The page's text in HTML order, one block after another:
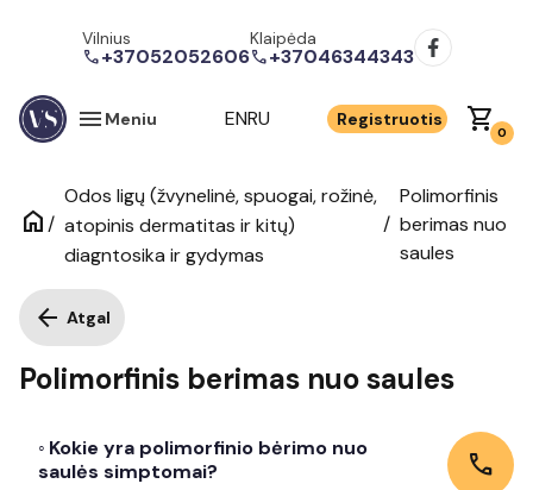
Vilnius
call+37052052606
Klaipėda
call+37046344343
menu Meniu ENRU Registruotis shopping_cart0
home/
Odos ligų (žvynelinė, spuogai, rožinė,
atopinis dermatitas ir kitų)
diagntosika ir gydymas
/
Polimorfinis
berimas nuo
saules
arrow_back Atgal
Polimorfinis berimas nuo saules
Kokie yra polimorfinio bėrimo nuo
saulės simptomai?
call